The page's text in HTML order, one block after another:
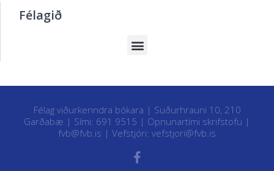
Félagið
Félag viðurkenndra bókara | Suðurhrauni 10, 210
Garðabæ | Sími: 691 9515 | Opnunartími skrifstofu |
fvb@fvb.is | Vefstjóri: vefstjori@fvb.is